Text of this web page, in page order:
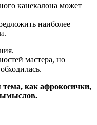
канекалона может
наиболее
мастера, но
как афрокосички,